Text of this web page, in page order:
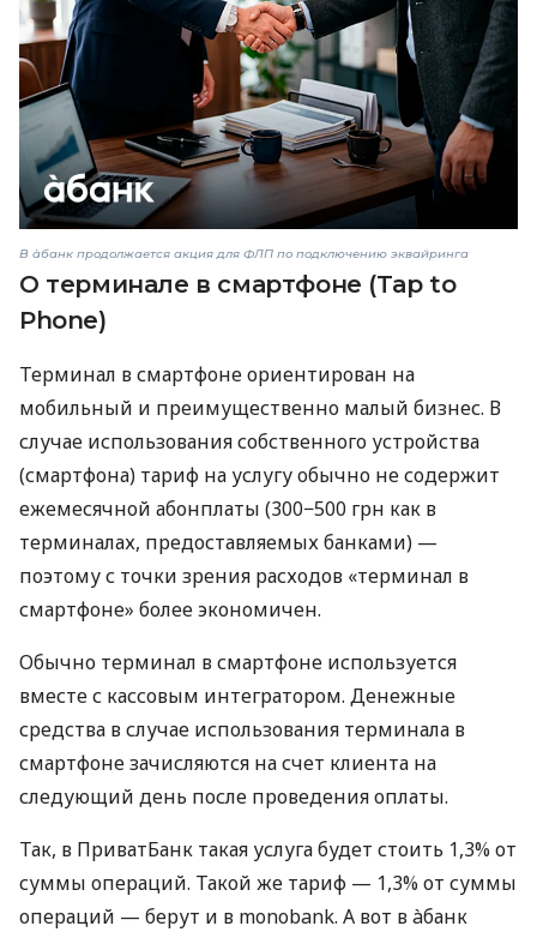
В àбанк продолжается акция для ФЛП по подключению эквайринга
О терминале в смартфоне (Tap to
Phone)
Терминал в смартфоне ориентирован на
мобильный и преимущественно малый бизнес. В
случае использования собственного устройства
(смартфона) тариф на услугу обычно не содержит
ежемесячной абонплаты (300−500 грн как в
терминалах, предоставляемых банками) —
поэтому с точки зрения расходов «терминал в
смартфоне» более экономичен.
Обычно терминал в смартфоне используется
вместе с кассовым интегратором. Денежные
средства в случае использования терминала в
смартфоне зачисляются на счет клиента на
следующий день после проведения оплаты.
Так, в ПриватБанк такая услуга будет стоить 1,3% от
суммы операций. Такой же тариф — 1,3% от суммы
операций — берут и в monobank. А вот в àбанк